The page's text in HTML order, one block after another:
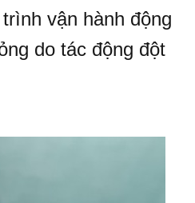
vận hành động
do tác động đột